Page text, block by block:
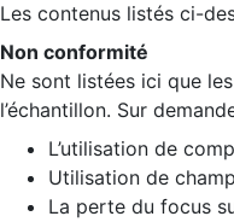
Les contenus listés ci-
Non conformité
Ne sont listées ici que
l’échantillon. Sur
L’utilisation de
Utilisation de
La perte du focus